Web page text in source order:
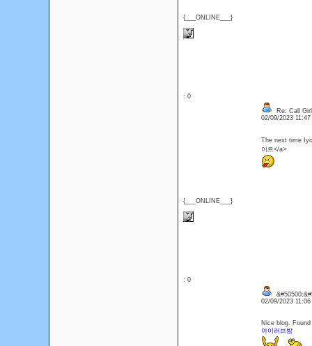
{___ONLINE___}
: 0
{___ONLINE___}
Re: Call
02/09/2023
The next time
이트</a>
: 0
02/09/2023
Nice blog.
아이러브밤